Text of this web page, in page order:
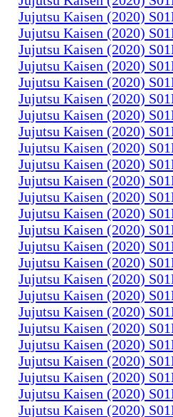
Jujutsu Kaisen (2020)
Jujutsu Kaisen (2020)
Jujutsu Kaisen (2020)
Jujutsu Kaisen (2020)
Jujutsu Kaisen (2020)
Jujutsu Kaisen (2020)
Jujutsu Kaisen (2020)
Jujutsu Kaisen (2020)
Jujutsu Kaisen (2020)
Jujutsu Kaisen (2020)
Jujutsu Kaisen (2020)
Jujutsu Kaisen (2020)
Jujutsu Kaisen (2020)
Jujutsu Kaisen (2020)
Jujutsu Kaisen (2020)
Jujutsu Kaisen (2020)
Jujutsu Kaisen (2020)
Jujutsu Kaisen (2020)
Jujutsu Kaisen (2020)
Jujutsu Kaisen (2020)
Jujutsu Kaisen (2020)
Jujutsu Kaisen (2020)
Jujutsu Kaisen (2020)
Jujutsu Kaisen (2020)
Jujutsu Kaisen (2020)